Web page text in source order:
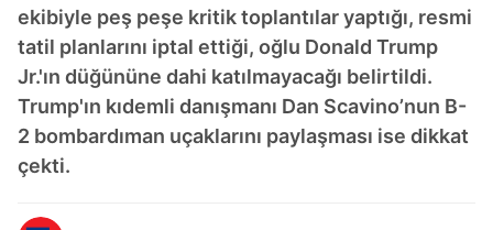
ekibiyle peş peşe kritik toplantılar yaptığı, resmi
tatil planlarını iptal ettiği, oğlu Donald Trump
Jr.'ın düğününe dahi katılmayacağı belirtildi.
Trump'ın kıdemli danışmanı Dan Scavino’nun B-
2 bombardıman uçaklarını paylaşması ise dikkat
çekti.